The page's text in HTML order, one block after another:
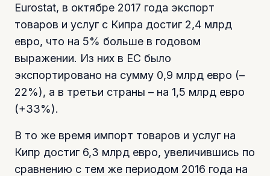
Eurostat, в октябре 2017 года экспорт
товаров и услуг с Кипра достиг 2,4 млрд
евро, что на 5% больше в годовом
выражении. Из них в ЕС было
экспортировано на сумму 0,9 млрд евро (–
22%), а в третьи страны – на 1,5 млрд евро
(+33%).
В то же время импорт товаров и услуг на
Кипр достиг 6,3 млрд евро, увеличившись по
сравнению с тем же периодом 2016 года на